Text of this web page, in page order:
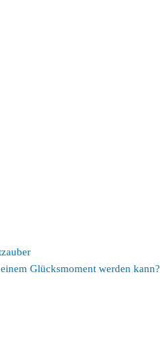
Glücksmoment werden kann?